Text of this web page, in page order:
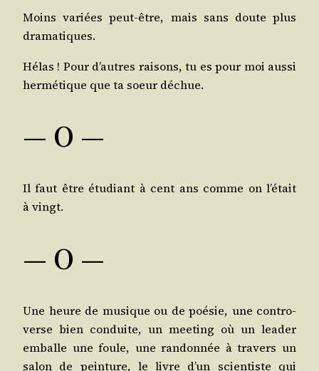
Moins variées peut-être, mais sans doute plus
dramatiques.
Hélas ! Pour d’autres rai­sons, tu es pour moi aus­si
her­mé­tique que ta soeur déchue.
— O —
Il faut être étu­diant à cent ans comme on l’é­tait
à vingt.
— O —
Une heure de musique ou de poé­sie, une contro­
verse bien conduite, un mee­ting où un lea­der
emballe une foule, une ran­don­née à tra­vers un
salon de pein­ture, le livre d’un scien­tiste qui